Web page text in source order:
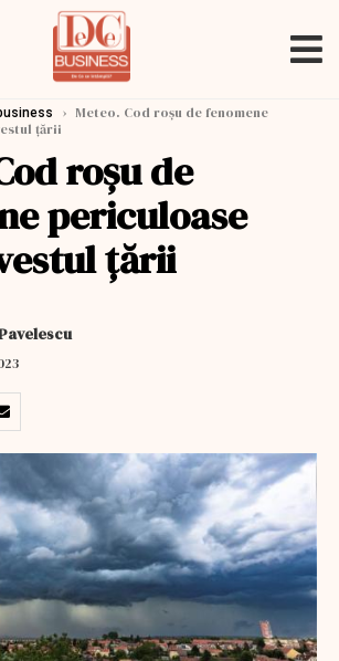
› Meteo. Cod roșu de fenomene
țării
roșu de
periculoase
țării